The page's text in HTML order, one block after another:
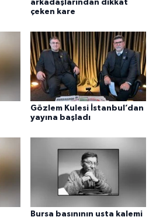
arkadaşlarından dikkat
çeken kare
Gözlem Kulesi İstanbul’dan
yayına başladı
Bursa basınının usta kalemi